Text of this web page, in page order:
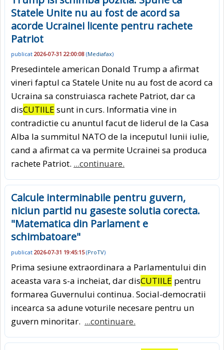
Statele Unite nu au fost de acord sa
acorde Ucrainei licente pentru rachete
Patriot
publicat 2026-07-31 22:00:08 (Mediafax)
Presedintele american Donald Trump a afirmat
vineri faptul ca Statele Unite nu au fost de acord ca
Ucraina sa construiasca rachete Patriot, dar ca
disCUTIILE sunt in curs. Informatia vine in
contradictie cu anuntul facut de liderul de la Casa
Alba la summitul NATO de la inceputul lunii iulie,
cand a afirmat ca va permite Ucrainei sa produca
rachete Patriot. ...continuare.
Calcule interminabile pentru guvern,
niciun partid nu gaseste solutia corecta.
"Matematica din Parlament e
schimbatoare"
publicat 2026-07-31 19:45:15(ProTV)
Prima sesiune extraordinara a Parlamentului din
aceasta vara s-a incheiat, dar disCUTIILE pentru
formarea Guvernului continua. Social-democratii
incearca sa adune voturile necesare pentru un
guvern minoritar. ...continuare.